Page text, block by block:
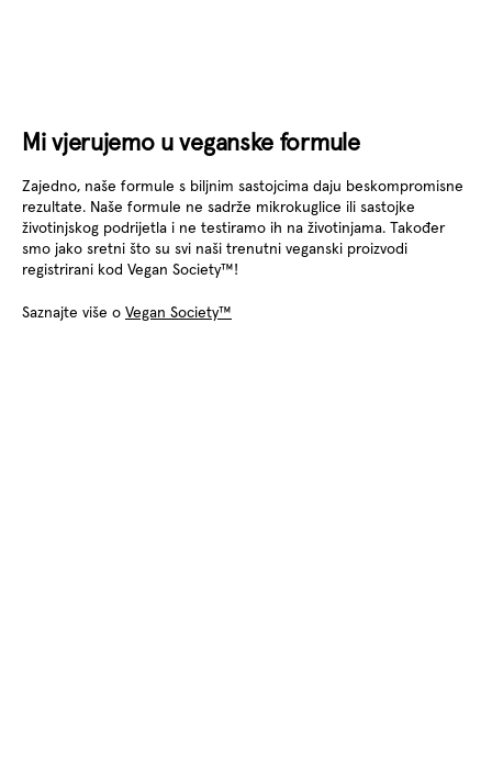
Mi vjerujemo u veganske formule
Zajedno, naše formule s biljnim sastojcima daju beskompromisne
rezultate. Naše formule ne sadrže mikrokuglice ili sastojke
životinjskog podrijetla i ne testiramo ih na životinjama. Također
smo jako sretni što su svi naši trenutni veganski proizvodi
registrirani kod Vegan Society™!
Saznajte više o Vegan Society™